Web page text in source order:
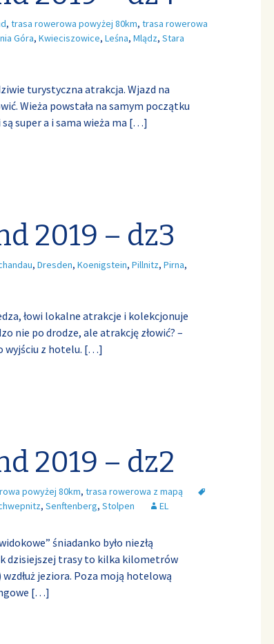
, trasa rowerowa powyżej 80km, trasa rowerowa
Góra, Kwieciszowice, Leśna, Mlądz, Stara
turystyczna atrakcja. Wjazd na
Wieża powstała na samym początku
super a i sama wieża ma […]
2019 – dz3
, Dresden, Koenigstein, Pillnitz, Pirna,
łowi lokalne atrakcje i kolekcjonuje
nie po drodze, ale atrakcję złowić? –
wyjściu z hotelu. […]
2019 – dz2
powyżej 80km, trasa rowerowa z mapą
, Senftenberg, Stolpen EL
śniadanko było niezłą
dzisiejszej trasy to kilka kilometrów
jeziora. Poza moją hotelową
[…]